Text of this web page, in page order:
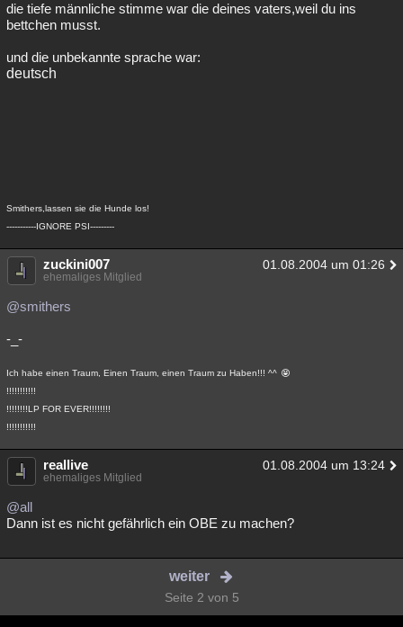
die tiefe männliche stimme war die deines vaters,weil du ins
bettchen musst.
und die unbekannte sprache war:
deutsch
Smithers,lassen sie die Hunde los!
-----------IGNORE PSI---------
zuckini007 01.08.2004 um 01:26
ehemaliges Mitglied
@smithers
-_-
Ich habe einen Traum, Einen Traum, einen Traum zu Haben!!! ^^
!!!!!!!!!!!
!!!!!!!!LP FOR EVER!!!!!!!!
!!!!!!!!!!!
reallive 01.08.2004 um 13:24
ehemaliges Mitglied
@all
Dann ist es nicht gefährlich ein OBE zu machen?
weiter
Seite 2 von 5